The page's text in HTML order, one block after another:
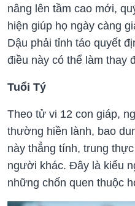
nâng lên tầm cao mới,
hiện giúp họ ngày càng
Dậu phải tỉnh táo quyết
điều này có thể làm thay
Tuổi Tý
Theo tử vi 12 con giáp,
thường hiền lành, bao
này thẳng tính, trung
người khác. Đây là kiểu
những chốn quen thuộc